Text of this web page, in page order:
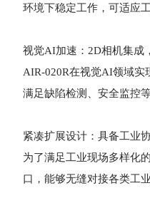
环境下稳定工作，可适应
视觉AI加速：2D相机集成
AIR-020R在视觉AI领域实
满足缺陷检测、安全监控
紧凑扩展设计：具备工业
为了满足工业现场多样化
口，能够无缝对接各类工